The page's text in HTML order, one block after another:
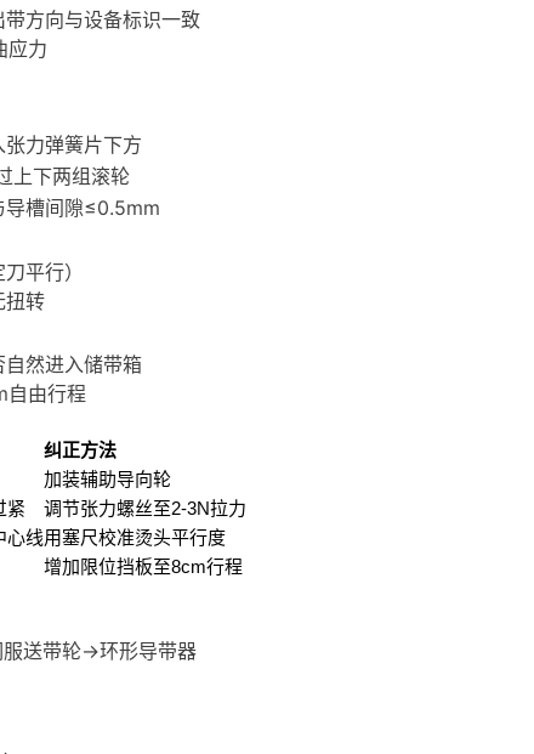
方向与设备标识一致
应力
力弹簧片下方
上下两组滚轮
导槽间隙≤0.5mm
平行）
扭转
然进入储带箱
自由行程
纠正方法
加装辅助导向轮
紧
调节张力螺丝至2-3N拉力
心线用塞尺校准烫头平行度
增加限位挡板至8cm行程
送带轮→环形导带器